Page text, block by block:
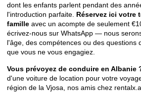
dont les enfants parlent pendant des
l'introduction parfaite. Réservez ici votre
famille avec un acompte de seulement
écrivez-nous sur WhatsApp — nous
l'âge, des compétences ou des questions
que vous ne vous engagiez.
Vous prévoyez de conduire en Albanie
d'une voiture de location pour votre
région de la Vjosa, nos amis chez